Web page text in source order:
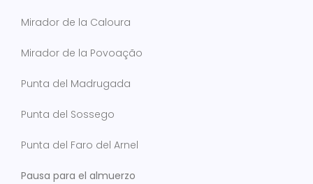
Mirador de la Caloura
Mirador de la Povoação
Punta del Madrugada
Punta del Sossego
Punta del Faro del Arnel
Pausa para el almuerzo